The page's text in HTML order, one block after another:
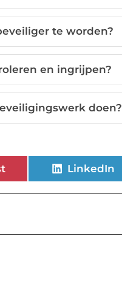
te worden?
en ingrijpen?
doen?
LinkedIn